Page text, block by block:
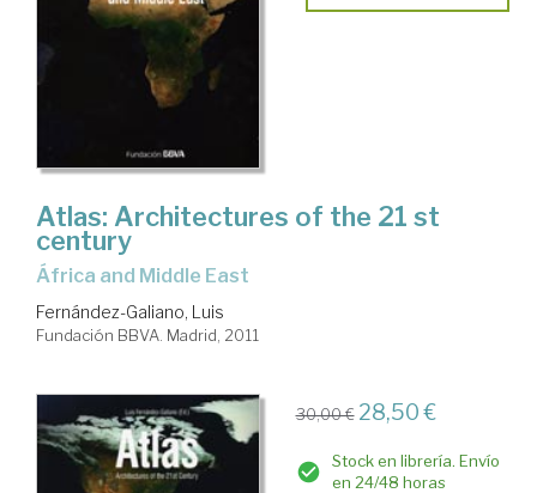
Atlas: Architectures of the 21 st
century
África and Middle East
Fernández-Galiano, Luis
Fundación BBVA. Madrid, 2011
30,00 € 28,50 €
Stock en librería. Envío
en 24/48 horas